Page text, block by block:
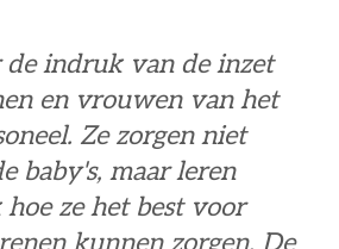
indruk van de inzet
en vrouwen van het
Ze zorgen niet
baby's, maar leren
ze het best voor
kunnen zorgen. De